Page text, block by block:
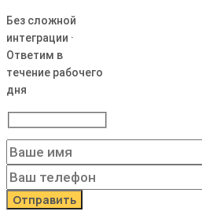
Без сложной
интеграции ·
Ответим в
течение рабочего
дня